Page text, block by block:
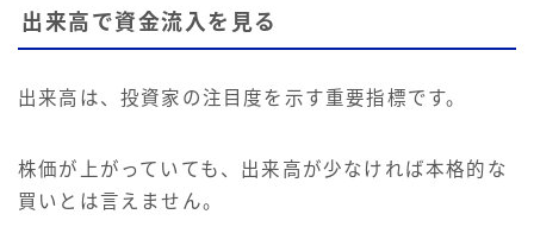
出来高で資金流入を見る
出来高は、投資家の注目度を示す重要指標です。
株価が上がっていても、出来高が少なければ本格的な
買いとは言えません。